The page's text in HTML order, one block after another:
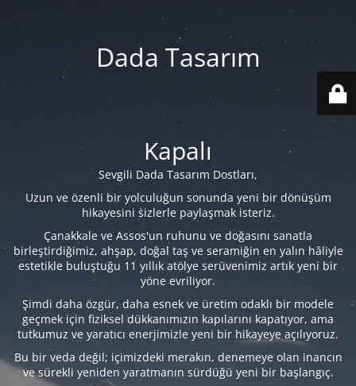
Dada Tasarım
Kapalı
Sevgili Dada Tasarım Dostları,
Uzun ve özenli bir yolculuğun sonunda yeni bir dönüşüm
hikayesini sizlerle paylaşmak isteriz.
Çanakkale ve Assos'un ruhunu ve doğasını sanatla
birleştirdiğimiz, ahşap, doğal taş ve seramiğin en yalın hâliyle
estetikle buluştuğu 11 yıllık atölye serüvenimiz artık yeni bir
yöne evriliyor.
Şimdi daha özgür, daha esnek ve üretim odaklı bir modele
geçmek için fiziksel dükkanımızın kapılarını kapatıyor, ama
tutkumuz ve yaratıcı enerjimizle yeni bir hikayeye açılıyoruz.
Bu bir veda değil; içimizdeki merakın, denemeye olan inancın
ve sürekli yeniden yaratmanın sürdüğü yeni bir başlangıç.